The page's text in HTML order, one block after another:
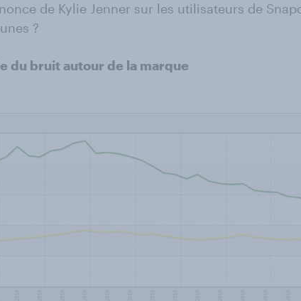
de Kylie Jenner sur les utilisateurs de
?
du bruit autour de la marque